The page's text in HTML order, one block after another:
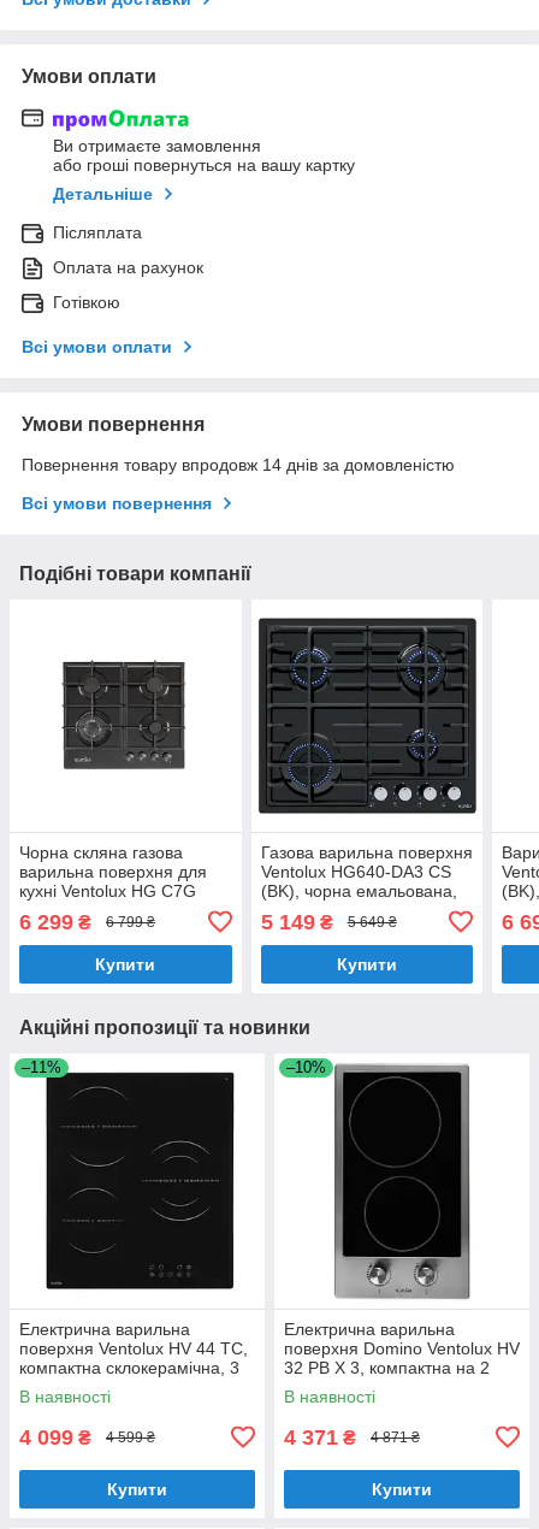
Умови оплати
Ви отримаєте замовлення
або гроші повернуться на вашу картку
Детальніше
Післяплата
Оплата на рахунок
Готівкою
Всі умови оплати
Умови повернення
Повернення товару впродовж 14 днів за домовленістю
Всі умови повернення
Подібні товари компанії
Чорна скляна газова
варильна поверхня для
кухні Ventolux HG C7G
конфоркою
6 299 ₴ 6 799 ₴
Купити
Газова варильна поверхня
Ventolux HG640-DA3 CS
(BK), чорна емальована,
5 149₴ 5 649 ₴
Купити
6
Акційні пропозиції та новинки
–11%
Електрична варильна
поверхня Ventolux HV 44 TC,
компактна склокерамічна, 3
конфорки, шириною 45 см
В наявності
4 099 ₴ 4 599 ₴
Купити
–10%
Електрична варильна
поверхня Domino Ventolux HV
32 PB X 3, компактна на 2
конфорки
В наявності
4 371 ₴ 4 871 ₴
Купити